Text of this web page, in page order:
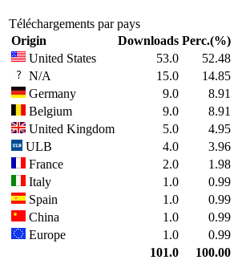
Téléchargements par pays
Origin
Downloads Perc.(%)
United States
53.0
52.48
N/A
15.0
14.85
Germany
9.0
8.91
Belgium
9.0
8.91
United Kingdom
5.0
4.95
ULB
4.0
3.96
France
2.0
1.98
Italy
1.0
0.99
Spain
1.0
0.99
China
1.0
0.99
Europe
1.0
0.99
101.0
100.00